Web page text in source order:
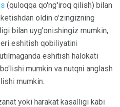
(quloqqa qo'ng'iroq qilish) bilan
oldin o'zingizning
bilan uyg'onishingiz mumkin,
eshitish qobiliyatini
eshitish halokati
mumkin va nutqni anglash
mumkin.
yoki harakat kasalligi kabi